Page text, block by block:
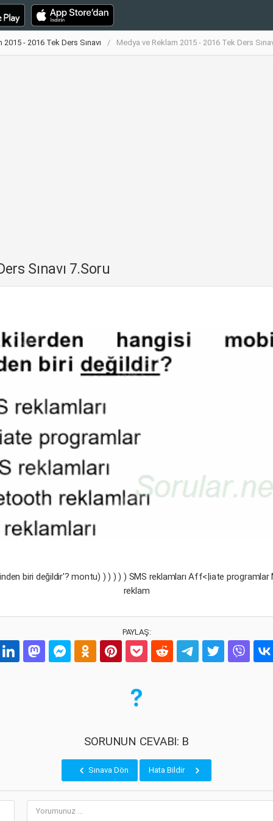
- 2016 Tek Ders Sınavı Medya ve Reklam 2015 - 2016 Tek Ders
Sınavı 7.Soru
biri değildir'? montu) ) ) ) ) ) SMS reklamları Aff<|iate programlar
reklam
PAYLAŞ:
SORUNUN CEVABI: B
Sınava Dön Hata Bildir